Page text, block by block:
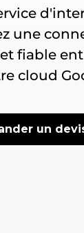
une
fiable
cloud
un